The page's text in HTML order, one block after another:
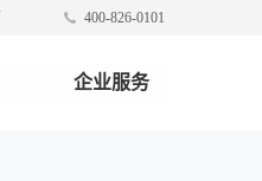
400-826-0101
企业服务